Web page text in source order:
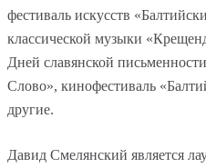
фестиваль искусств
классической музыки
Дней славянской
Слово», кинофестиваль
другие.
Давид Смелянский является